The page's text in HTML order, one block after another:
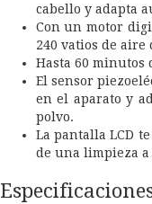
cabello y adapta
Con un motor
240 vatios de aire
Hasta 60 minutos
El sensor
en el aparato y
polvo.
La pantalla LCD
de una limpieza a